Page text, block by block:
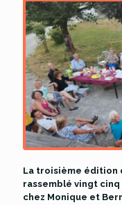
La troisième édition
rassemblé vingt
chez Monique et